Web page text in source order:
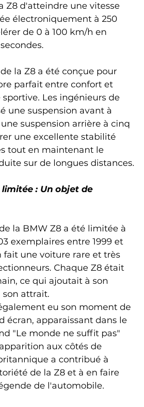
Z8 d'atteindre une vitesse
électroniquement à 250
de 0 à 100 km/h en
la Z8 a été conçue pour
parfait entre confort et
Les ingénieurs de
une suspension avant à
suspension arrière à cinq
une excellente stabilité
tout en maintenant le
sur de longues distances.
: Un objet de
la BMW Z8 a été limitée à
exemplaires entre 1999 et
fait une voiture rare et très
Chaque Z8 était
ce qui ajoutait à son
son attrait.
eu son moment de
écran, apparaissant dans le
"Le monde ne suffit pas"
aux côtés de
a contribué à
de la Z8 et à en faire
de l'automobile.